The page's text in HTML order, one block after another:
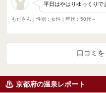
平日はやはりゆっくりで
もださん
| 性別：女性 | 年代：50代～
口コミ
京都府の温泉レポート